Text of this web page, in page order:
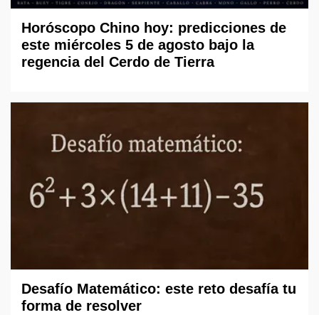
Horóscopo Chino hoy: predicciones de
este miércoles 5 de agosto bajo la
regencia del Cerdo de Tierra
Desafío Matemático: este reto desafía tu
forma de resolver